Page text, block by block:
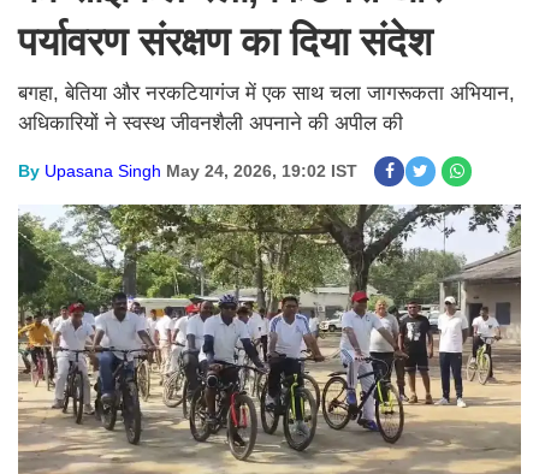
पर्यावरण संरक्षण का दिया संदेश
बगहा, बेतिया और नरकटियागंज में एक साथ चला जागरूकता अभियान,
अधिकारियों ने स्वस्थ जीवनशैली अपनाने की अपील की
By Upasana Singh May 24, 2026, 19:02 IST